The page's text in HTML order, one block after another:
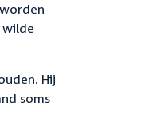
Hij
soms